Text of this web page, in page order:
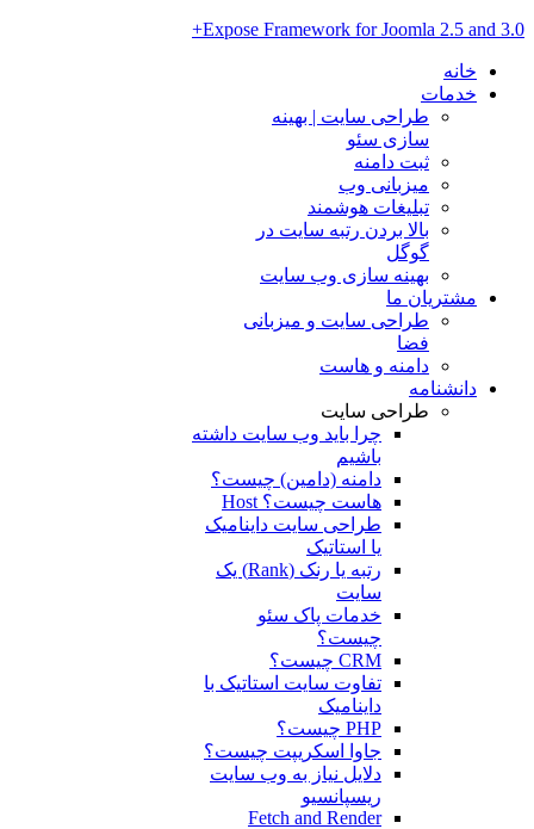
Expose Framework for Joomla 2.5 and 3.0+
خانه
خدمات
طراحی سایت | بهینه
سازی سئو
ثبت دامنه
میزبانی وب
تبلیغات هوشمند
بالا بردن رتبه سایت در
گوگل
بهینه سازی وب سایت
مشتریان ما
طراحی سایت و میزبانی
فضا
دامنه و هاست
دانشنامه
طراحی سایت
چرا باید وب سایت داشته
باشیم
دامنه (دامین) چیست؟
هاست چیست؟ Host
طراحی سایت داینامیک
یا استاتیک
رتبه یا رنک (Rank) یک
سایت
خدمات پاک سئو
چیست؟
CRM چیست؟
تفاوت سایت استاتیک با
داینامیک
PHP چیست؟
جاوا اسکریپت چیست؟
دلايل نياز به وب سايت
ريسپانسيو
Fetch and Render